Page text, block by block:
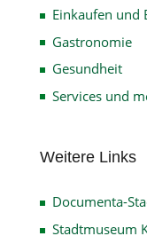
Einkaufen und
Gastronomie
Gesundheit
Services und
Weitere Links
Documenta-
Stadtmuseum